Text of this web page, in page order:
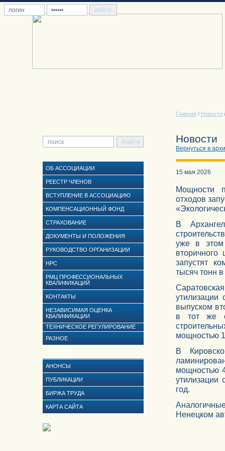
Главная / Новости
ОБ АССОЦИАЦИИ
РЕЕСТР ЧЛЕНОВ
ВСТУПЛЕНИЕ В АССОЦИАЦИЮ
КОМПЕНСАЦИОННЫЙ ФОНД
СТРАХОВАНИЕ
ДОКУМЕНТЫ И ПОЛОЖЕНИЯ
РУКОВОДСТВО ОРГАНИЗАЦИИ
НРС
РМЦ ПРОФЕССИОНАЛЬНЫХ
КВАЛИФИКАЦИЙ
КОНТАКТЫ
НЕЗАВИСИМАЯ ОЦЕНКА
КВАЛИФИКАЦИИ
ТЕХНИЧЕСКОЕ РЕГУЛИРОВАНИЕ
РАЗНОЕ
АНОНСЫ
ПУБЛИКАЦИИ
БИРЖА ТРУДА
КАРТА САЙТА
Новости
Вернуться в
15 мая 2026
Мощности
отходов
В
уже в этом
запустят
тысяч тонн в
утилизации
выпуском
в тот же
мощностью
В
мощностью
утилизации
год.
Ненецком